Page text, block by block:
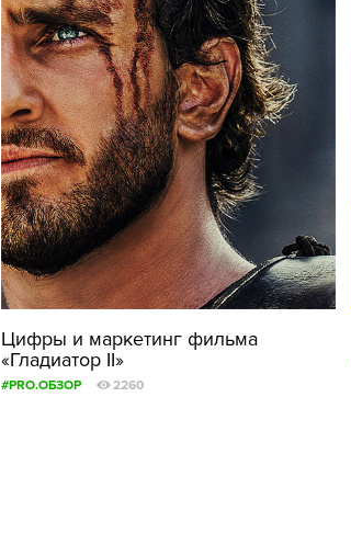
Цифры и маркетинг фильма
«Гладиатор II»
#PRO.ОБЗОР 2260